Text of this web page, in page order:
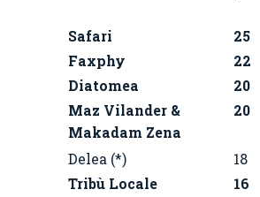
Safari 25
Faxphy
22
Diatomea
20
Maz Vilander &
Makadam Zena
20
Delea (*) 18
Tribù Locale
16